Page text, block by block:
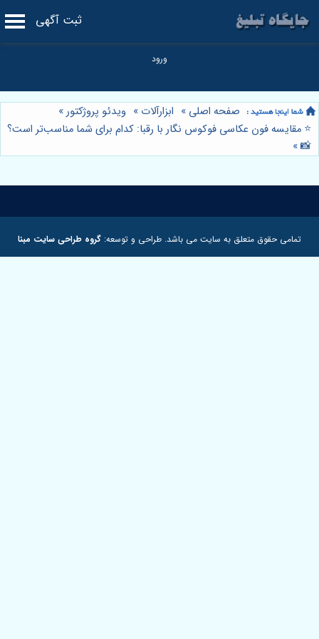
ثبت آگهی
صفحه اصلی » ابزارآلات » ویدئو پروژکتور»
⭐️ مقایسه فون عکاسی فوکوس نگار با رقبا: کدام برای شما مناسب‌تر است؟
📸
»
تمامی حقوق متعلق به سایت می باشد. طراحی و توسعه: گروه طراحی سایت مبنا